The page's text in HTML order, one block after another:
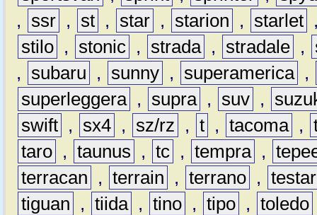
,
ssr , st , star , starion , starlet
stilo , stonic , strada , stradale ,
,
subaru , sunny , superamerica ,
superleggera , supra , suv ,
swift , sx4 , sz/rz , t , tacoma ,
taro , taunus , tc , tempra ,
terracan
, terrain , terrano ,
tiguan
, tiida , tino , tipo , toledo